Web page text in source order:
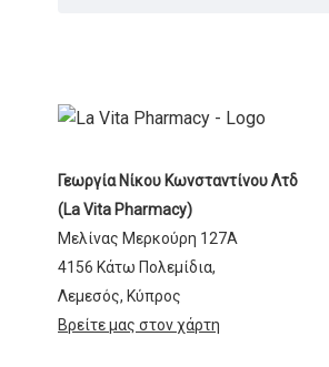
Γεωργία Νίκου Κωνσταντίνου Λτδ
(La Vita Pharmacy)
Μελίνας Μερκούρη 127Α
4156 Κάτω Πολεμίδια,
Λεμεσός, Κύπρος
Βρείτε μας στον χάρτη